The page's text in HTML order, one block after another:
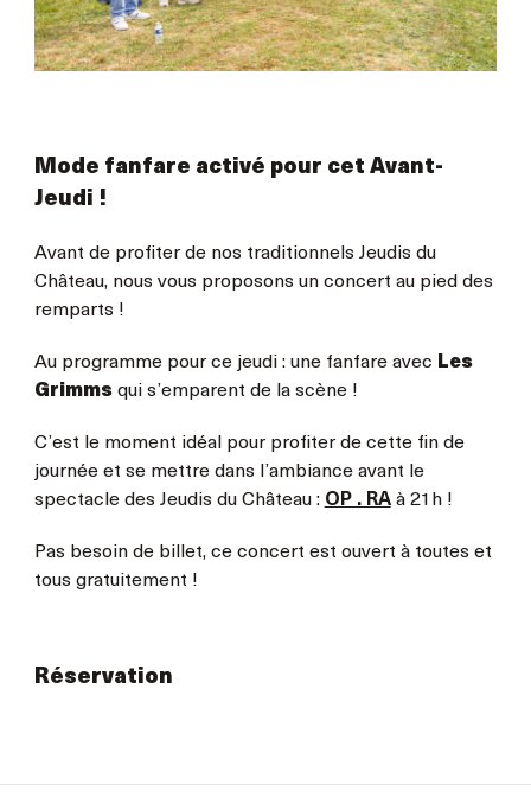
Mode fanfare activé pour cet Avant-
Jeudi !
Avant de profiter de nos traditionnels Jeudis du
Château, nous vous proposons un concert au pied des
remparts !
Au programme pour ce jeudi : une fanfare avec Les
Grimmsqui s’emparent de la scène !
C’est le moment idéal pour profiter de cette fin de
journée et se mettre dans l’ambiance avant le
spectacle des Jeudis du Château : OP . RAà 21h !
Pas besoin de billet, ce concert est ouvert à toutes et
tous gratuitement !
Réservation